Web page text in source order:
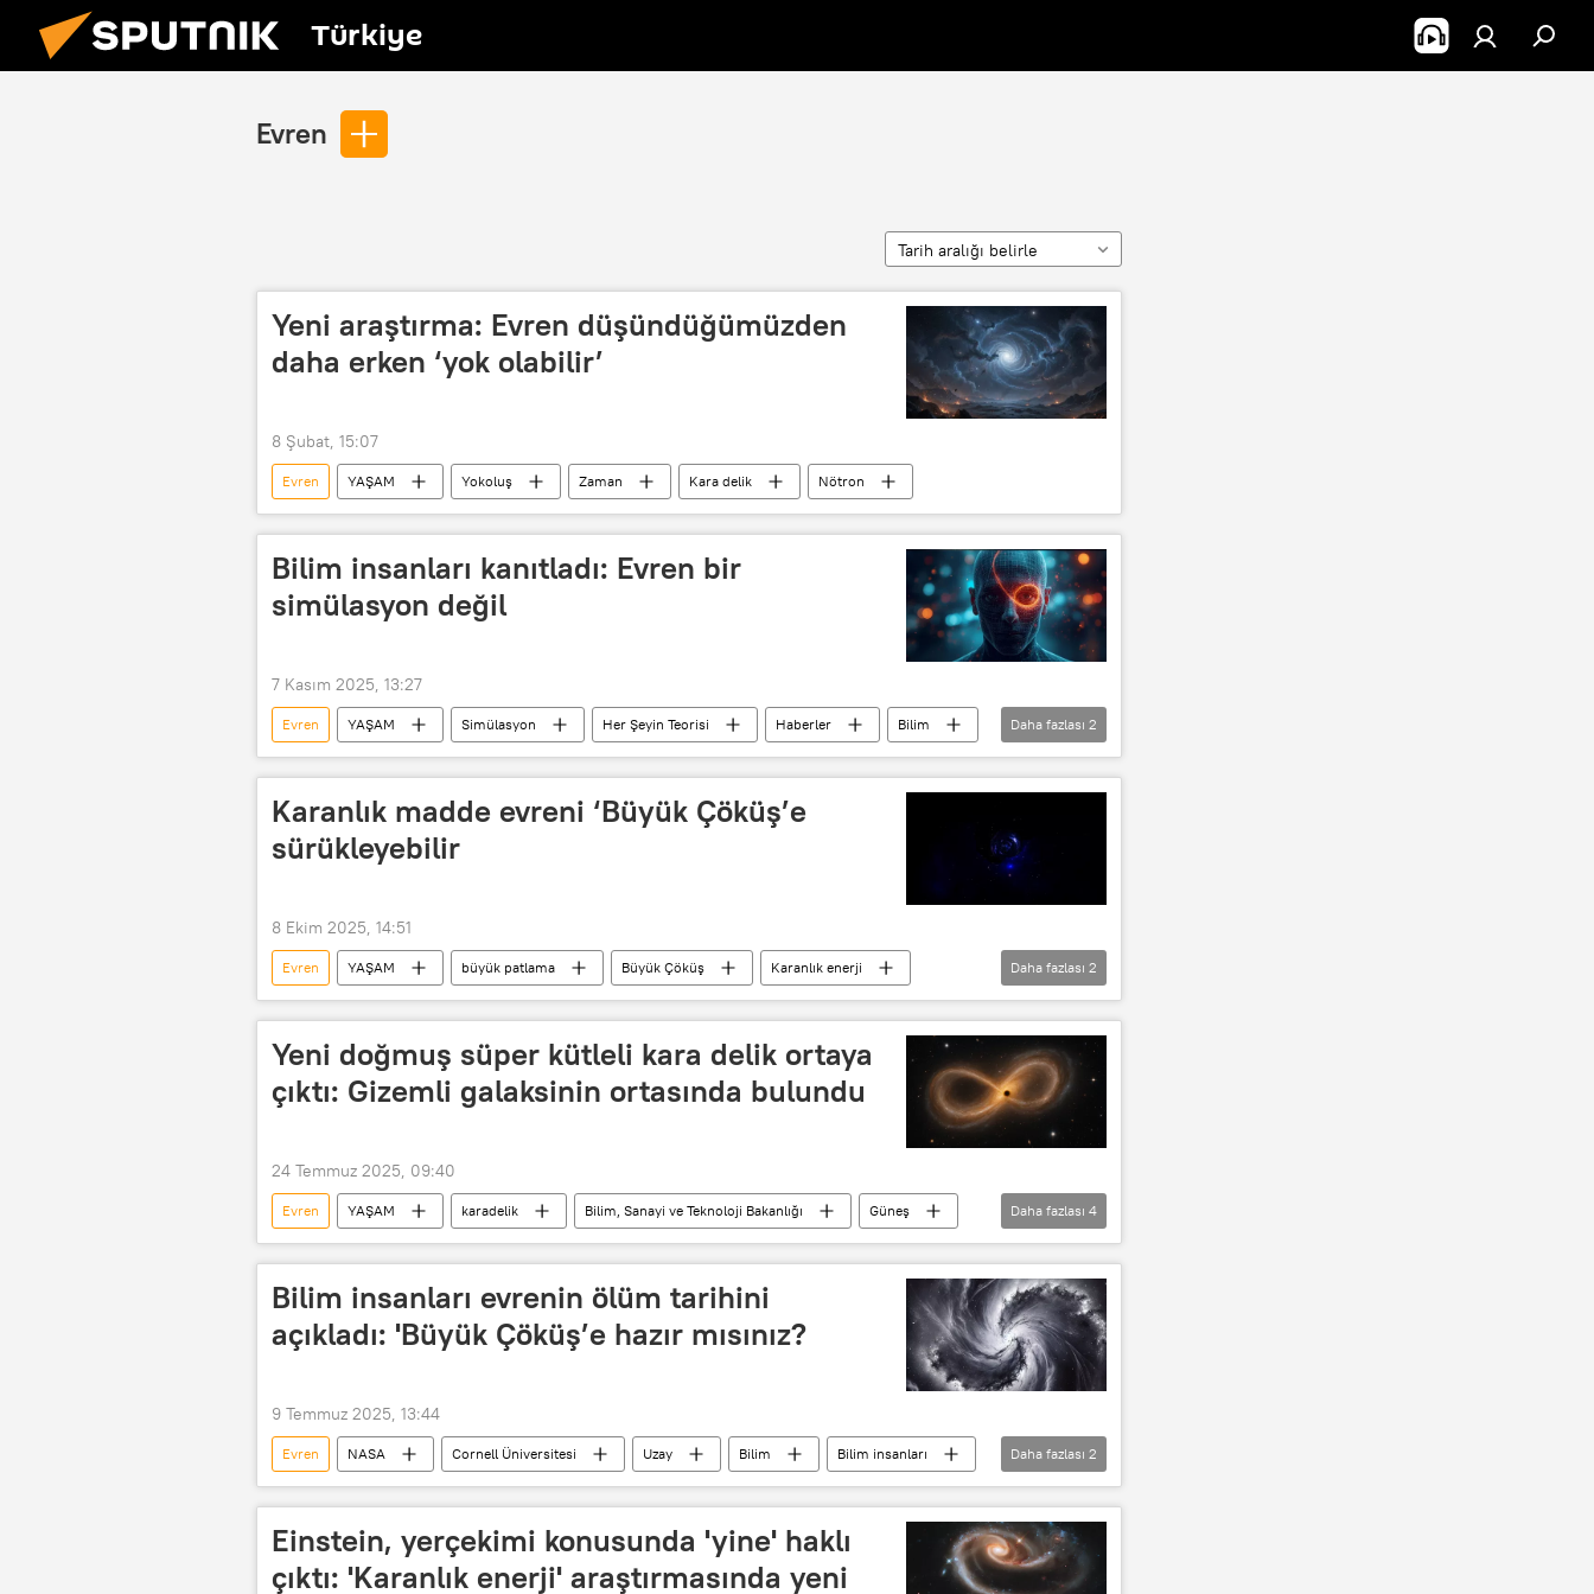
Türkiye
Evren
Tarih aralığı belirle
Yeni araştırma: Evren düşündüğümüzden
daha erken ‘yok olabilir’
8 Şubat, 15:07
Evren YAŞAM Yokoluş Zaman Kara delik Nötron
Bilim insanları kanıtladı: Evren bir
simülasyon değil
7 Kasım 2025, 13:27
Evren YAŞAM Simülasyon Her Şeyin Teorisi Haberler
Bilim
Dünya
Yaşam
Daha fazlası 2
Karanlık madde evreni ‘Büyük Çöküş’e
sürükleyebilir
8 Ekim 2025, 14:51
Evren YAŞAM büyük patlama Büyük Çöküş
Karanlık enerji
karanlık madde
Albert Einstein
Daha fazlası 2
Yeni doğmuş süper kütleli kara delik ortaya
çıktı: Gizemli galaksinin ortasında bulundu
24 Temmuz 2025, 09:40
Evren YAŞAM karadelik Bilim, Sanayi ve Teknoloji Bakanlığı
Güneş
galaksi
NASA Dünya James Webb Uzay Teleskobu
Daha fazlası 4
Bilim insanları evrenin ölüm tarihini
açıkladı: 'Büyük Çöküş’e hazır mısınız?
9 Temmuz 2025, 13:44
Evren NASA Cornell Üniversitesi Uzay Bilim
Bilim insanları
Araştırma
YAŞAM
Daha fazlası 2
Einstein, yerçekimi konusunda 'yine' haklı
çıktı: 'Karanlık enerji' araştırmasında yeni